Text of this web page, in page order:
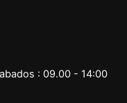
: 09.00 - 14:00